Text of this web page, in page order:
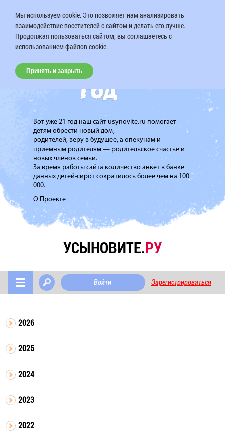
Вот уже 21 год наш сайт usynovite.ru помогает
детям обрести новый дом,
родителей, веру в будущее, а опекунам и
приемным родителям — родительское счастье и
новых членов семьи.
За время работы сайта количество анкет в банке
данных детей-сирот сократилось более чем на 100
000.
О Проекте
УСЫНОВИТЕ.РУ
Войти Зарегистрироваться
2026
2025
2024
2023
2022
Мы используем cookie. Это позволяет нам анализировать
взаимодействие посетителей с сайтом и делать его лучше.
Продолжая пользоваться сайтом, вы соглашаетесь с
использованием файлов cookie.
Принять и закрыть